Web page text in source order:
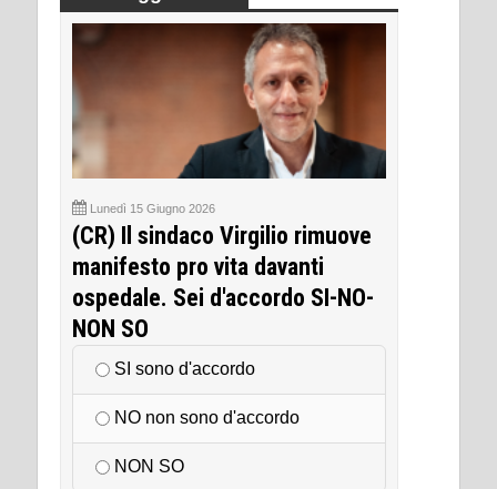
Lunedì 15 Giugno 2026
(CR) Il sindaco Virgilio rimuove
manifesto pro vita davanti
ospedale. Sei d'accordo SI-NO-
NON SO
SI sono d'accordo
NO non sono d'accordo
NON SO